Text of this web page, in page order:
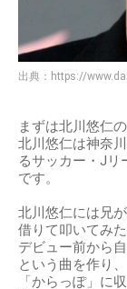
出典： https://
まずは北川悠仁
北川悠仁は神奈
るサッカー・Jリ
です。
北川悠仁には兄
借りて叩いてみ
デビュー前から
という曲を作り
「からっぽ」に